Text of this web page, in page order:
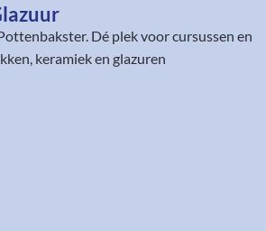
. Dé plek voor cursussen en
keramiek en glazuren